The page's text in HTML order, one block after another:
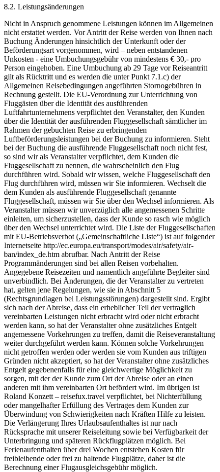
8.2. Leistungsänderungen
Nicht in Anspruch genommene Leistungen können im Allgemeinen
nicht erstattet werden. Vor Antritt der Reise werden von Ihnen nach
Buchung Änderungen hinsichtlich der Unterkunft oder der
Beförderungsart vorgenommen, wird – neben entstandenen
Unkosten - eine Umbuchungsgebühr von mindestens € 30,- pro
Person eingehoben. Eine Umbuchung ab 29 Tage vor Reiseantritt
gilt als Rücktritt und es werden die unter Punkt 7.1.c) der
Allgemeinen Reisebedingungen angeführten Stornogebühren in
Rechnung gestellt. Die EU-Verordnung zur Unterrichtung von
Fluggästen über die Identität des ausführenden
Luftfahrtunternehmens verpflichtet den Veranstalter, den Kunden
über die Identität der ausführenden Fluggesellschaft sämtlicher im
Rahmen der gebuchten Reise zu erbringenden
Luftbeförderungsleistungen bei der Buchung zu informieren. Steht
bei der Buchung die ausführende Fluggesellschaft noch nicht fest,
so sind wir als Veranstalter verpflichtet, dem Kunden die
Fluggesellschaft zu nennen, die wahrscheinlich den Flug
durchführen wird. Sobald wir wissen, welche Fluggesellschaft den
Flug durchführen wird, müssen wir Sie informieren. Wechselt die
dem Kunden als ausführende Fluggesellschaft genannte
Fluggesellschaft, müssen wir Sie über den Wechsel informieren. Als
Veranstalter müssen wir unverzüglich alle angemessenen Schritte
einleiten, um sicherzustellen, dass der Kunde so rasch wie möglich
über den Wechsel unterrichtet wird. Die Liste der Fluggesellschaften
mit EU-Betriebsverbot („Gemeinschaftliche Liste“) ist auf folgender
Internetseite http://ec.europa.eu/transport/modes/air/safety/air-
ban/index_de.htm abrufbar. Nach Antritt der Reise
Programmänderungen sind bei allen Reisen vorbehalten.
Angegebene Reisezeiten und namentlich angeführte Begleiter sind
unverbindlich. Bei Änderungen, die der Veranstalter zu vertreten
hat, gelten jene Regelungen, wie sie in Abschnitt 5
(Rechtsgrundlagen bei Leistungsstörungen) dargestellt sind. Ergibt
sich nach der Abreise, dass ein erheblicher Teil der vertraglich
vereinbarten Leistungen nicht erbracht wird oder nicht erbracht
werden kann, so hat der Veranstalter ohne zusätzliches Entgelt
angemessene Vorkehrungen zu treffen, damit die Reiseveranstaltung
weiter durchgeführt werden kann. Können solche Vorkehrungen
nicht getroffen werden oder werden sie vom Kunden aus triftigen
Gründen nicht akzeptiert, so hat der Veranstalter ohne zusätzliches
Entgelt gegebenenfalls für eine gleichwertige Möglichkeit zu
sorgen, mit der der Kunde zum Ort der Abreise oder an einen
anderen mit ihm vereinbarten Ort befördert wird. Im übrigen ist
Roland Konzett – reisefux.travel verpflichtet, bei Nichterfüllung
oder mangelhafter Erfüllung des Vertrages dem Kunden zur
Überwindung von Schwierigkeiten nach Kräften Hilfe zu leisten.
Die Verlängerung Ihres Urlaubsaufenthaltes ist nur nach
Rücksprache mit unserer Reiseleitung sowie bei Verfügbarkeit der
Unterbringung und späteren Rückflugplätzen möglich. Bei
Ferienaufenthalten über drei Wochen entstehen Kosten für
freibleibende oder frei zu haltende Flugplätze, daher ist die
Berechnung einer Flugausgleichsgebühr möglich.